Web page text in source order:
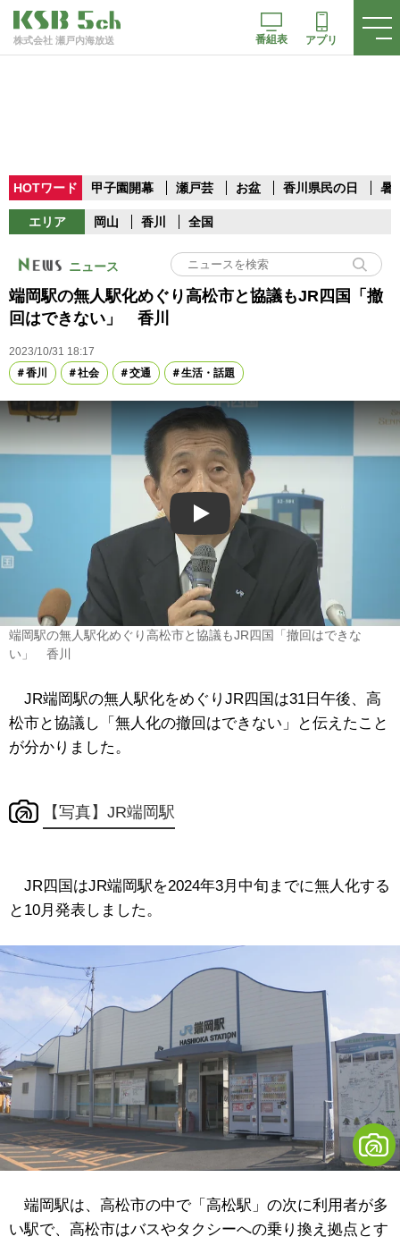
株式会社 瀬戸内海放送 番組表 アプリ
HOTワード 甲子園開幕 瀬戸芸 お盆 香川県民の日 暑
エリア 岡山 香川 全国
ニュース
端岡駅の無人駅化めぐり高松市と協議もJR四国「撤
回はできない」 香川
2023/10/31 18:17
香川
社会 交通 生活・話題
Play
端岡駅の無人駅化めぐり高松市と協議もJR四国「撤回はできな
い」 香川
JR端岡駅の無人駅化をめぐりJR四国は31日午後、高
松市と協議し「無人化の撤回はできない」と伝えたこと
が分かりました。
【写真】JR端岡駅
JR四国はJR端岡駅を2024年3月中旬までに無人化する
と10月発表しました。
端岡駅は、高松市の中で「高松駅」の次に利用者が多
い駅で、高松市はバスやタクシーへの乗り換え拠点とす